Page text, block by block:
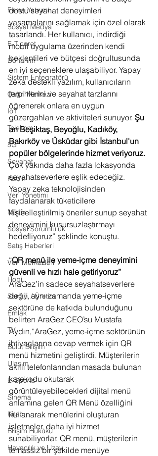
Firma Yatırımı
Sosyal Medya
E-Ticaret
Donanım
Sistem Entegratörü
Çağrı Merkezi
IoT
Telekom
5G
Seyahat
Kadın
Veri Yönetimi
Müzik
Sosyal Sorumluluk
Satış Haberleri
Veri Merkezleri
Hobi
Sanayi / Üretim
Emlak
TV
Bulut Bilişim
Ulaşım
E-Sports
Sinema
Kitap
Bilişim Hukuku
Havacılık ve Uzay
dostu seyahat deneyimleri
yaşamalarını sağlamak için özel olarak
tasarlandı. Her kullanıcı, indirdiği
mobil uygulama üzerinden kendi
beklentileri ve bütçesi doğrultusunda
en iyi seçeneklere ulaşabiliyor. Yapay
zeka destekli yazılım, kullanıcıların
tercihlerini ve seyahat tarzlarını
öğrenerek onlara en uygun
güzergahları ve aktiviteleri sunuyor. Şu
an Beşiktaş, Beyoğlu, Kadıköy,
Bakırköy ve Üsküdar gibi İstanbul'un
popüler bölgelerinde hizmet veriyoruz.
Çok yakında daha fazla lokasyonda
seyahatseverlere eşlik edeceğiz.
Yapay zeka teknolojisinden
faydalanarak tüketicilere
kişiselleştirilmiş öneriler sunup seyahat
deneyimini kusursuzlaştırmayı
hedefliyoruz” şeklinde konuştu.
“QR menü ile yeme-içme deneyimini
güvenli ve hızlı hale getiriyoruz”
AraGez’in sadece seyahatseverlere
değil, aynı zamanda yeme-içme
sektörüne de katkıda bulunduğunu
belirten AraGez CEO’su Mustafa
Aydın,“AraGez, yeme-içme sektörünün
ihtiyaçlarına cevap vermek için QR
menü hizmetini geliştirdi. Müşterilerin
akıllı telefonlarından masada bulunan
karekodu okutarak
görüntüleyebilecekleri dijital menü
anlamına gelen QR Menü özelliğini
kullanarak menülerini oluşturan
işletmeler, daha iyi hizmet
sunabiliyorlar. QR menü, müşterilerin
temassız bir şekilde menüye